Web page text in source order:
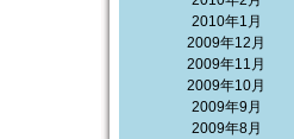
2010年1月
2009年12月
2009年11月
2009年10月
2009年9月
2009年8月